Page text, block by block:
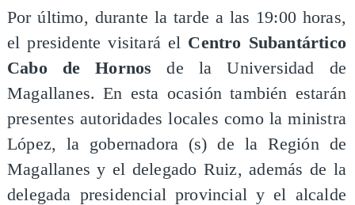
Por último, durante la tarde a las 19:00 horas,
el presidente visitará el Centro Subantártico
Cabo de Hornos de la Universidad de
Magallanes. En esta ocasión también estarán
presentes autoridades locales como la ministra
López, la gobernadora (s) de la Región de
Magallanes y el delegado Ruiz, además de la
delegada presidencial provincial y el alcalde